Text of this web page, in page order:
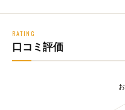
RATING
口コミ評価